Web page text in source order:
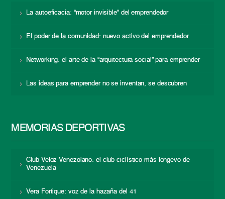
La autoeficacia: “motor invisible” del emprendedor
El poder de la comunidad: nuevo activo del emprendedor
Networking: el arte de la “arquitectura social” para emprender
Las ideas para emprender no se inventan, se descubren
MEMORIAS DEPORTIVAS
Club Veloz Venezolano: el club ciclístico más longevo de
Venezuela
Vera Fortique: voz de la hazaña del 41